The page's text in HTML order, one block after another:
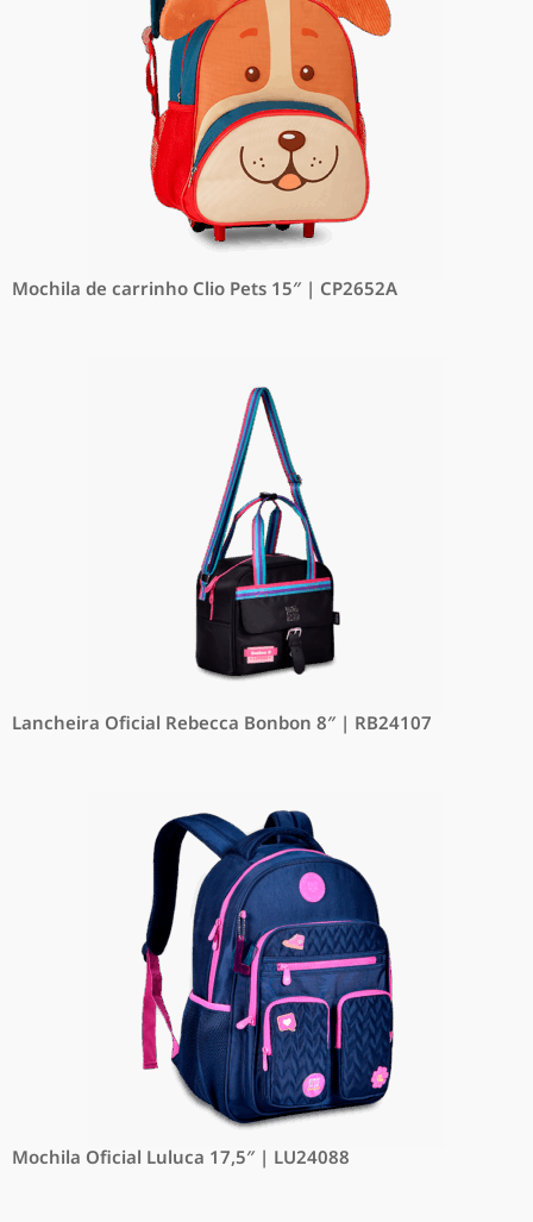
Mochila de carrinho Clio Pets 15″ | CP2652A
Lancheira Oficial Rebecca Bonbon 8″ | RB24107
Mochila Oficial Luluca 17,5″ | LU24088